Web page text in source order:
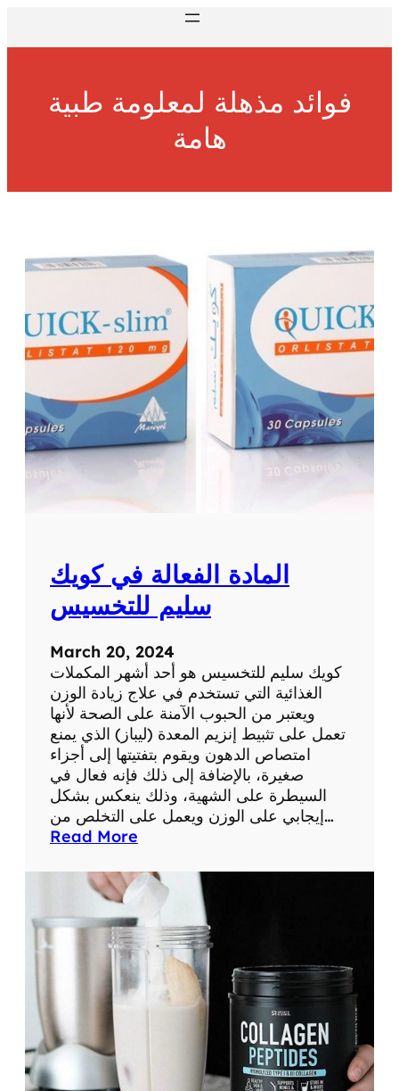
فوائد مذهلة لمعلومة طبية
هامة
المادة الفعالة في كويك
سليم للتخسيس
March 20, 2024
كويك سليم للتخسيس هو أحد أشهر المكملات
الغذائية التي تستخدم في علاج زيادة الوزن
ويعتبر من الحبوب الآمنة على الصحة لأنها
تعمل على تثبيط إنزيم المعدة (ليباز) الذي يمنع
امتصاص الدهون ويقوم بتفتيتها إلى أجزاء
صغيرة، بالإضافة إلى ذلك فإنه فعال في
السيطرة على الشهية، وذلك ينعكس بشكل
إيجابي على الوزن ويعمل على التخلص من…
Read More
ل
ا
د